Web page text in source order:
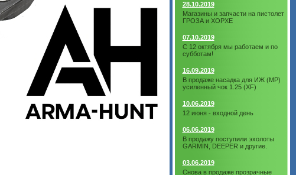
28.10.2019
Магазины и запчасти на пистолет
ГРОЗА и ХОРХЕ
07.10.2019
С 12 октября мы работаем и по
субботам!
16.09.2019
В продаже насадка для ИЖ (МР)
усиленный чок 1.25 (XF)
10.06.2019
12 июня - входной день
06.06.2019
В продажу поступили эхолоты
GARMIN, DEEPER и другие.
03.06.2019
Снова в продаже прозрачные